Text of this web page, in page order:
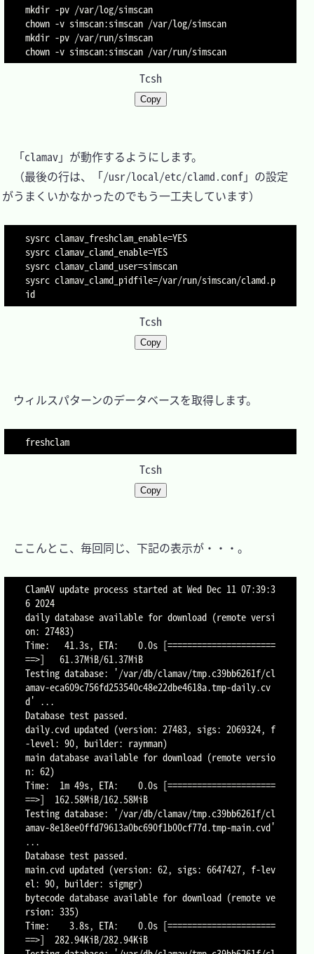
mkdir -pv /var/log/simscan
chown -v simscan:simscan /var/log/simscan
mkdir -pv /var/run/simscan
chown -v simscan:simscan /var/run/simscan
Tcsh
Copy
「clamav」が動作するようにします。
（最後の行は、「/usr/local/etc/clamd.conf」の設定
がうまくいかなかったのでもう一工夫しています）
sysrc clamav_freshclam_enable=YES
sysrc clamav_clamd_enable=YES
sysrc clamav_clamd_user=simscan
sysrc clamav_clamd_pidfile=/var/run/simscan/clamd.p
id
Tcsh
Copy
ウィルスパターンのデータベースを取得します。
freshclam
Tcsh
Copy
ここんとこ、毎回同じ、下記の表示が・・・。
ClamAV update process started at Wed Dec 11 07:39:3
6 2024
daily database available for download (remote versi
on: 27483)
Time:   41.3s, ETA:    0.0s [======================
==>]   61.37MiB/61.37MiB
Testing database: '/var/db/clamav/tmp.c39bb6261f/cl
amav-eca609c756fd253540c48e22dbe4618a.tmp-daily.cv
d' ...
Database test passed.
daily.cvd updated (version: 27483, sigs: 2069324, f
-level: 90, builder: raynman)
main database available for download (remote versio
n: 62)
Time:  1m 49s, ETA:    0.0s [======================
==>]  162.58MiB/162.58MiB
Testing database: '/var/db/clamav/tmp.c39bb6261f/cl
amav-8e18ee0ffd79613a0bc690f1b00cf77d.tmp-main.cvd'
...
Database test passed.
main.cvd updated (version: 62, sigs: 6647427, f-lev
el: 90, builder: sigmgr)
bytecode database available for download (remote ve
rsion: 335)
Time:    3.8s, ETA:    0.0s [======================
==>]  282.94KiB/282.94KiB